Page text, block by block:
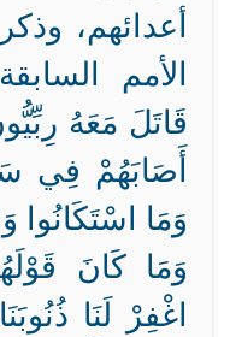
أعدائهم،
الأمم
قَاتَلَ مَعَهُ
أَصَابَهُمْ فِي
وَمَا اسْتَكَانُوا
وَمَا كَانَ
اغْفِرْ لَنَا